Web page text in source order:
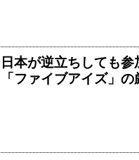
日本が逆立ちしても
「ファイブアイズ」